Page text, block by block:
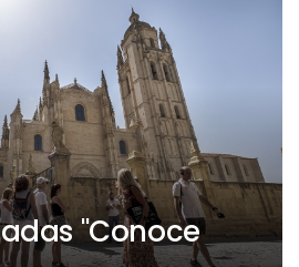
"Conoce